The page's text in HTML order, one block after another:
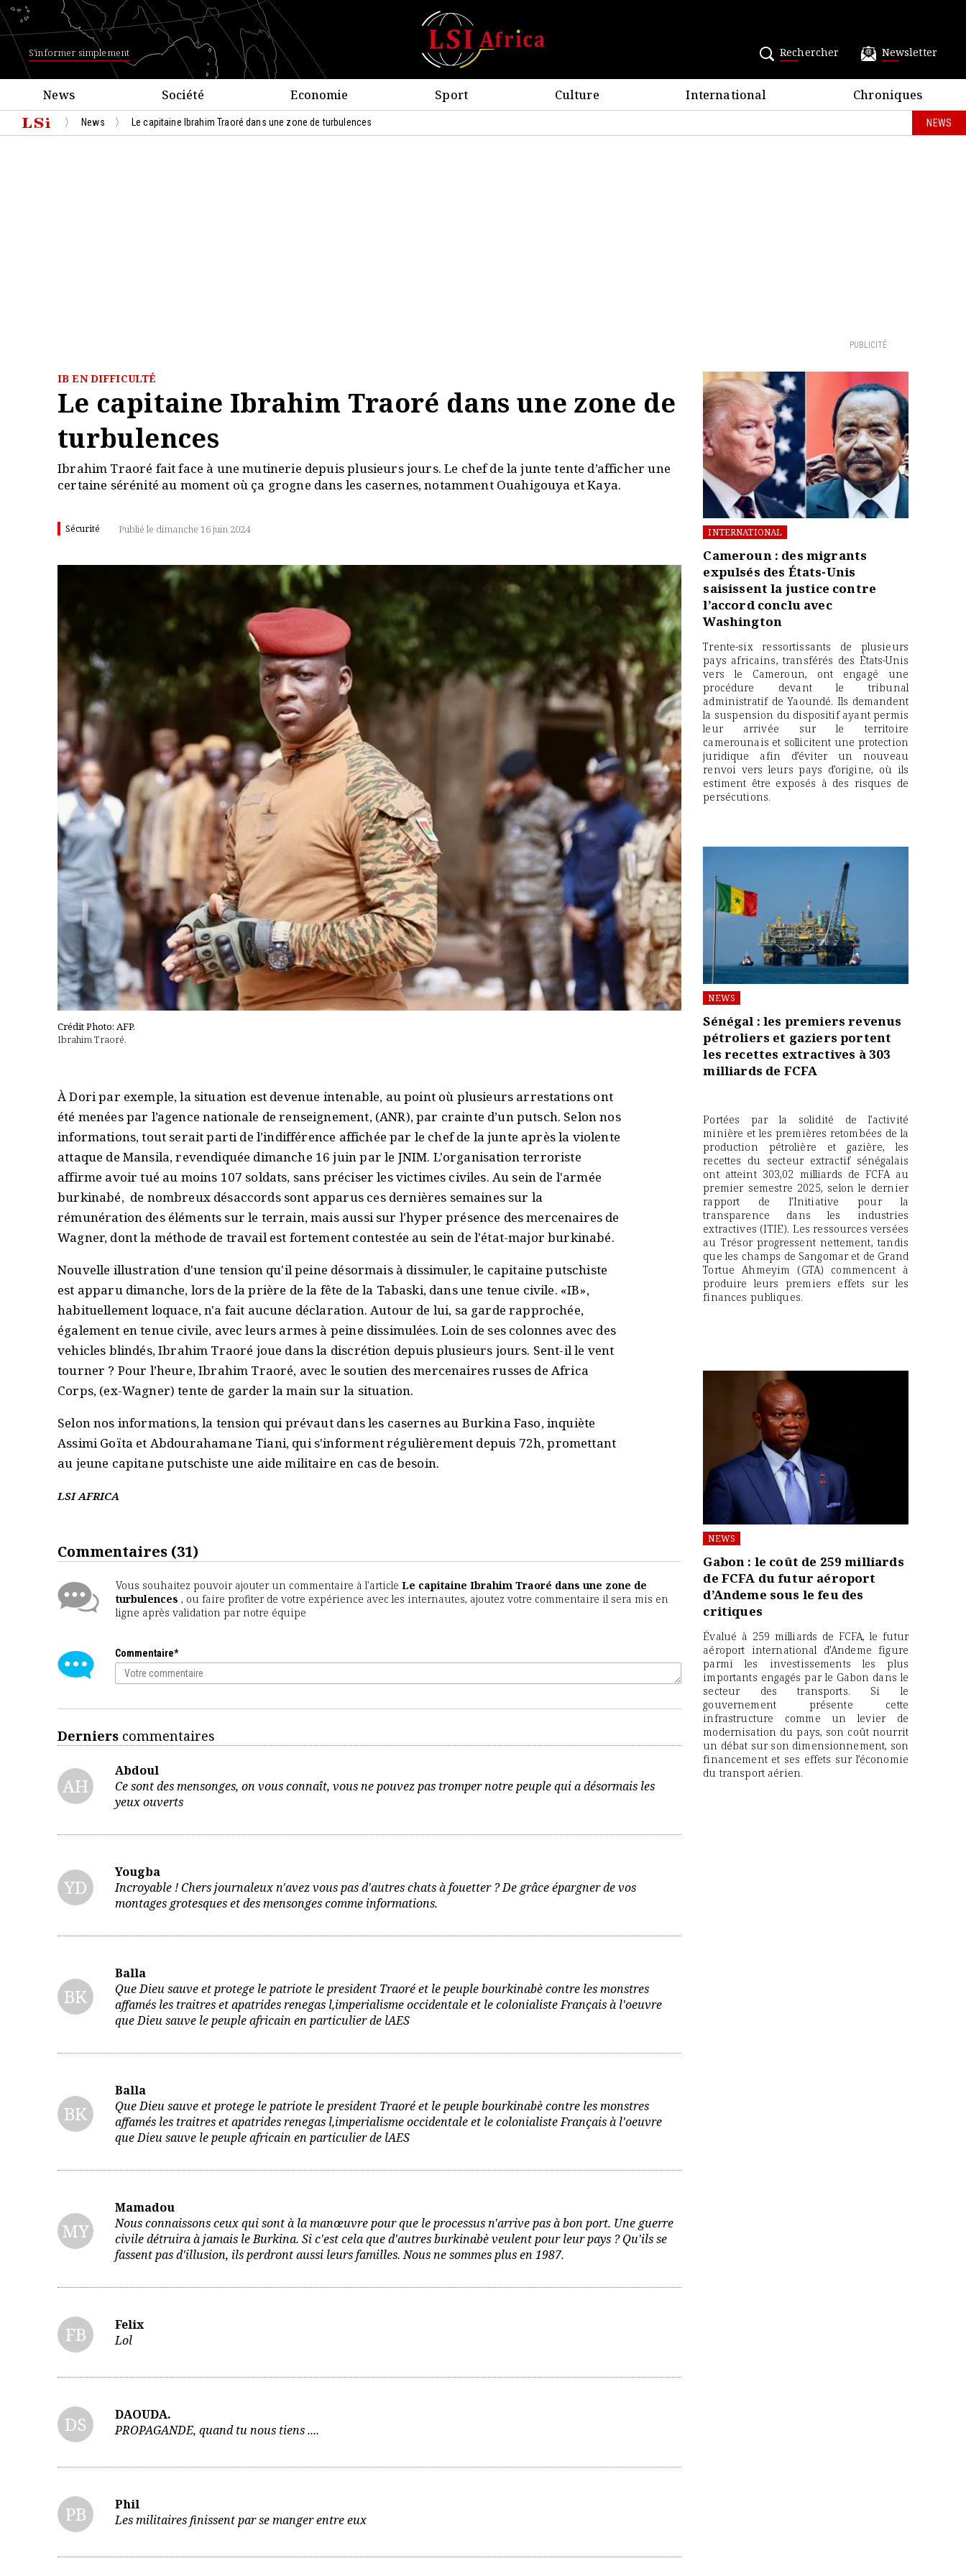
S'informer simplement Rechercher Newsletter
News Société Economie Sport Culture International Chroniques
News Le capitaine Ibrahim Traoré dans une zone de turbulences NEWS
PUBLICITÉ
IB EN DIFFICULTÉ
Le capitaine Ibrahim Traoré dans une zone de
turbulences
Ibrahim Traoré fait face à une mutinerie depuis plusieurs jours. Le chef de la junte tente d’afficher une
certaine sérénité au moment où ça grogne dans les casernes, notamment Ouahigouya et Kaya.
Sécurité Publié le dimanche 16 juin 2024
Crédit Photo: AFP.
Ibrahim Traoré.
À Dori par exemple, la situation est devenue intenable, au point où plusieurs arrestations ont
été menées par l’agence nationale de renseignement, (ANR), par crainte d’un putsch. Selon nos
informations, tout serait parti de l’indifférence affichée par le chef de la junte après la violente
attaque de Mansila, revendiquée dimanche 16 juin par le JNIM. L'organisation terroriste
affirme avoir tué au moins 107 soldats, sans préciser les victimes civiles. Au sein de l'armée
burkinabé, de nombreux désaccords sont apparus ces dernières semaines sur la
rémunération des éléments sur le terrain, mais aussi sur l'hyper présence des mercenaires de
Wagner, dont la méthode de travail est fortement contestée au sein de l'état-major burkinabé.
Nouvelle illustration d'une tension qu'il peine désormais à dissimuler, le capitaine putschiste
est apparu dimanche, lors de la prière de la fête de la Tabaski, dans une tenue civile. «IB»,
habituellement loquace, n'a fait aucune déclaration. Autour de lui, sa garde rapprochée,
également en tenue civile, avec leurs armes à peine dissimulées. Loin de ses colonnes avec des
vehicles blindés, Ibrahim Traoré joue dans la discrétion depuis plusieurs jours. Sent-il le vent
tourner ? Pour l’heure, Ibrahim Traoré, avec le soutien des mercenaires russes de Africa
Corps, (ex-Wagner) tente de garder la main sur la situation.
Selon nos informations, la tension qui prévaut dans les casernes au Burkina Faso, inquiète
Assimi Goïta et Abdourahamane Tiani, qui s'informent régulièrement depuis 72h, promettant
au jeune capitane putschiste une aide militaire en cas de besoin.
LSI AFRICA
Commentaires (31)
Vous souhaitez pouvoir ajouter un commentaire à l'article Le capitaine Ibrahim Traoré dans une zone de
turbulences , ou faire profiter de votre expérience avec les internautes, ajoutez votre commentaire il sera mis en
ligne après validation par notre équipe
Commentaire*
Derniers commentaires
AH
Abdoul
Ce sont des mensonges, on vous connaît, vous ne pouvez pas tromper notre peuple qui a désormais les
yeux ouverts
YD
Yougba
Incroyable ! Chers journaleux n'avez vous pas d'autres chats à fouetter ? De grâce épargner de vos
montages grotesques et des mensonges comme informations.
BK
Balla
Que Dieu sauve et protege le patriote le president Traoré et le peuple bourkinabè contre les monstres
affamés les traitres et apatrides renegas l,imperialisme occidentale et le colonialiste Français à l'oeuvre
que Dieu sauve le peuple africain en particulier de lAES
BK
Balla
Que Dieu sauve et protege le patriote le president Traoré et le peuple bourkinabè contre les monstres
affamés les traitres et apatrides renegas l,imperialisme occidentale et le colonialiste Français à l'oeuvre
que Dieu sauve le peuple africain en particulier de lAES
MY
Mamadou
Nous connaissons ceux qui sont à la manœuvre pour que le processus n'arrive pas à bon port. Une guerre
civile détruira à jamais le Burkina. Si c'est cela que d'autres burkinabè veulent pour leur pays ? Qu'ils se
fassent pas d'illusion, ils perdront aussi leurs familles. Nous ne sommes plus en 1987.
FB
Felix
Lol
DS
DAOUDA.
PROPAGANDE, quand tu nous tiens ....
PB
Phil
Les militaires finissent par se manger entre eux
INTERNATIONAL
Cameroun : des migrants
expulsés des États-Unis
saisissent la justice contre
l’accord conclu avec
Washington
Trente-six ressortissants de plusieurs
pays africains, transférés des États-Unis
vers le Cameroun, ont engagé une
procédure devant le tribunal
administratif de Yaoundé. Ils demandent
la suspension du dispositif ayant permis
leur arrivée sur le territoire
camerounais et sollicitent une protection
juridique afin d’éviter un nouveau
renvoi vers leurs pays d’origine, où ils
estiment être exposés à des risques de
persécutions.
NEWS
Sénégal : les premiers revenus
pétroliers et gaziers portent
les recettes extractives à 303
milliards de FCFA
Portées par la solidité de l’activité
minière et les premières retombées de la
production pétrolière et gazière, les
recettes du secteur extractif sénégalais
ont atteint 303,02 milliards de FCFA au
premier semestre 2025, selon le dernier
rapport de l’Initiative pour la
transparence dans les industries
extractives (ITIE). Les ressources versées
au Trésor progressent nettement, tandis
que les champs de Sangomar et de Grand
Tortue Ahmeyim (GTA) commencent à
produire leurs premiers effets sur les
finances publiques.
NEWS
Gabon : le coût de 259 milliards
de FCFA du futur aéroport
d’Andeme sous le feu des
critiques
Évalué à 259 milliards de FCFA, le futur
aéroport international d’Andeme figure
parmi les investissements les plus
importants engagés par le Gabon dans le
secteur des transports. Si le
gouvernement présente cette
infrastructure comme un levier de
modernisation du pays, son coût nourrit
un débat sur son dimensionnement, son
financement et ses effets sur l’économie
du transport aérien.